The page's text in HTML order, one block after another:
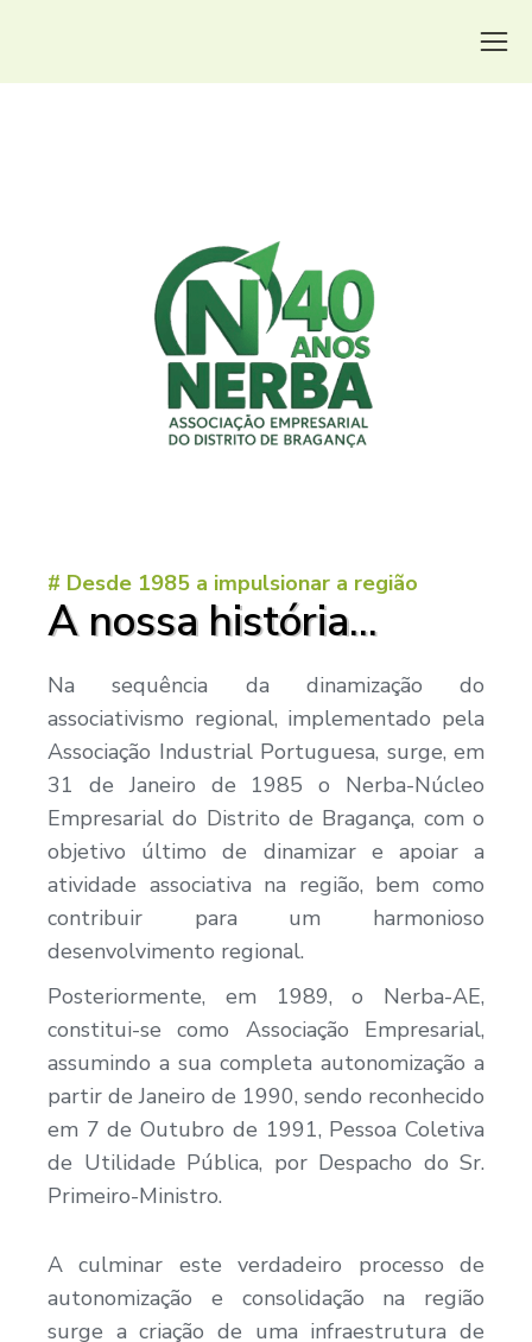
# Desde 1985 a impulsionar a região
A nossa história...
Na sequência da dinamização do
associativismo regional, implementado pela
Associação Industrial Portuguesa, surge, em
31 de Janeiro de 1985 o Nerba-Núcleo
Empresarial do Distrito de Bragança, com o
objetivo último de dinamizar e apoiar a
atividade associativa na região, bem como
contribuir para um harmonioso
desenvolvimento regional.
Posteriormente, em 1989, o Nerba-AE,
constitui-se como Associação Empresarial,
assumindo a sua completa autonomização a
partir de Janeiro de 1990, sendo reconhecido
em 7 de Outubro de 1991, Pessoa Coletiva
de Utilidade Pública, por Despacho do Sr.
Primeiro-Ministro.
A culminar este verdadeiro processo de
autonomização e consolidação na região
surge a criação de uma infraestrutura de